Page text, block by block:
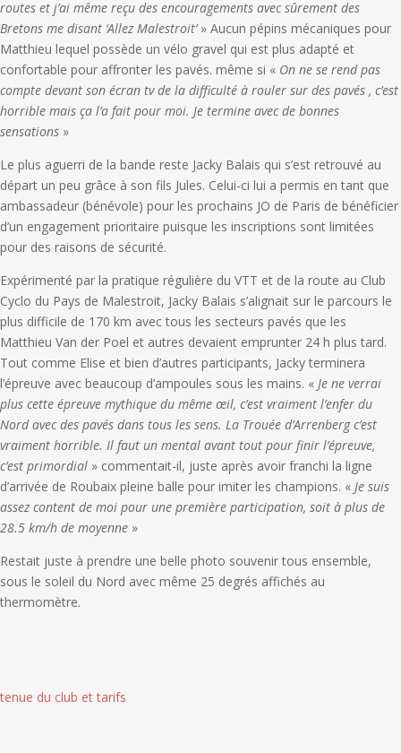
routes et j’ai même reçu des encouragements avec sûrement des
Bretons me disant ‘Allez Malestroit’» Aucun pépins mécaniques pour
Matthieu lequel possède un vélo gravel qui est plus adapté et
confortable pour affronter les pavés. même si « On ne se rend pas
compte devant son écran tv de la difficulté à rouler sur des pavés , c’est
horrible mais ça l’a fait pour moi. Je termine avec de bonnes
sensations »
Le plus aguerri de la bande reste Jacky Balais qui s’est retrouvé au
départ un peu grâce à son fils Jules. Celui-ci lui a permis en tant que
ambassadeur (bénévole) pour les prochains JO de Paris de bénéficier
d’un engagement prioritaire puisque les inscriptions sont limitées
pour des raisons de sécurité.
Expérimenté par la pratique régulière du VTT et de la route au Club
Cyclo du Pays de Malestroit, Jacky Balais s’alignait sur le parcours le
plus difficile de 170 km avec tous les secteurs pavés que les
Matthieu Van der Poel et autres devaient emprunter 24 h plus tard.
Tout comme Elise et bien d’autres participants, Jacky terminera
l’épreuve avec beaucoup d’ampoules sous les mains. « Je ne verrai
plus cette épreuve mythique du même œil, c’est vraiment l’enfer du
Nord avec des pavés dans tous les sens. La Trouée d’Arrenberg c’est
vraiment horrible. Il faut un mental avant tout pour finir l’épreuve,
c’est primordial » commentait-il, juste après avoir franchi la ligne
d’arrivée de Roubaix pleine balle pour imiter les champions. « Je suis
assez content de moi pour une première participation, soit à plus de
28.5 km/h de moyenne »
Restait juste à prendre une belle photo souvenir tous ensemble,
sous le soleil du Nord avec même 25 degrés affichés au
thermomètre.
tenue du club et tarifs